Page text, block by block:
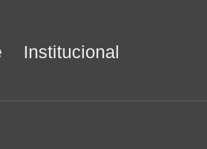
Institucional